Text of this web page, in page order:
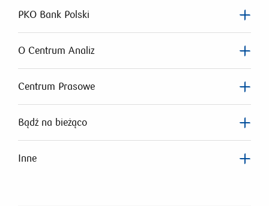
PKO Bank Polski
O Centrum Analiz
Centrum Prasowe
Bądź na bieżąco
Inne